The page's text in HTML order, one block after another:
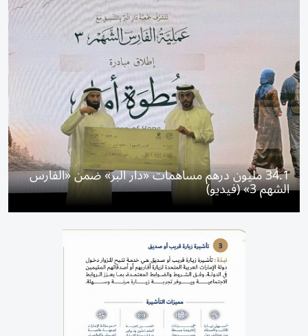
34.1 مليون درهم مساهمات «دار البر» ضمن «الفارس
الشهم 3» (فيديو)